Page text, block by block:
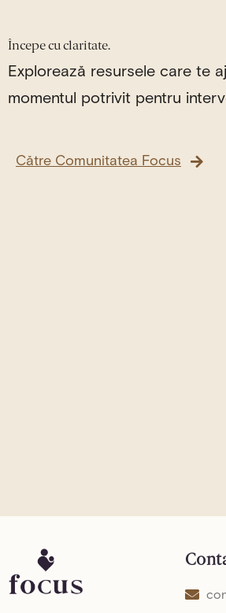
Începe cu claritate.
Explorează resursele care te
momentul potrivit pentru
Către Comunitatea Focus